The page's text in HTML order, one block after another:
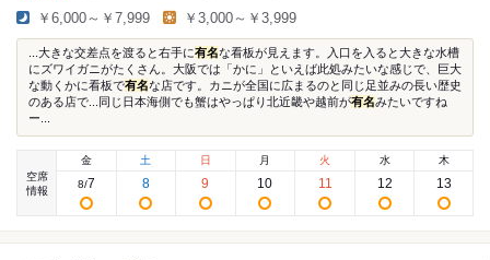
￥6,000～￥7,999 ￥3,000～￥3,999
...大きな交差点を渡ると右手に有名な看板が見えます。入口を入ると大きな水槽
にズワイガニがたくさん。大阪では「かに」といえば此処みたいな感じで、巨大
な動くかに看板で有名な店です。カニが全国に広まるのと同じ足並みの長い歴史
のある店で...同じ日本海側でも蟹はやっぱり北近畿や越前が有名みたいですね
ー...
空席
情報
金
8/7
土
8
日
9
月
10
火
11
水
12
木
13